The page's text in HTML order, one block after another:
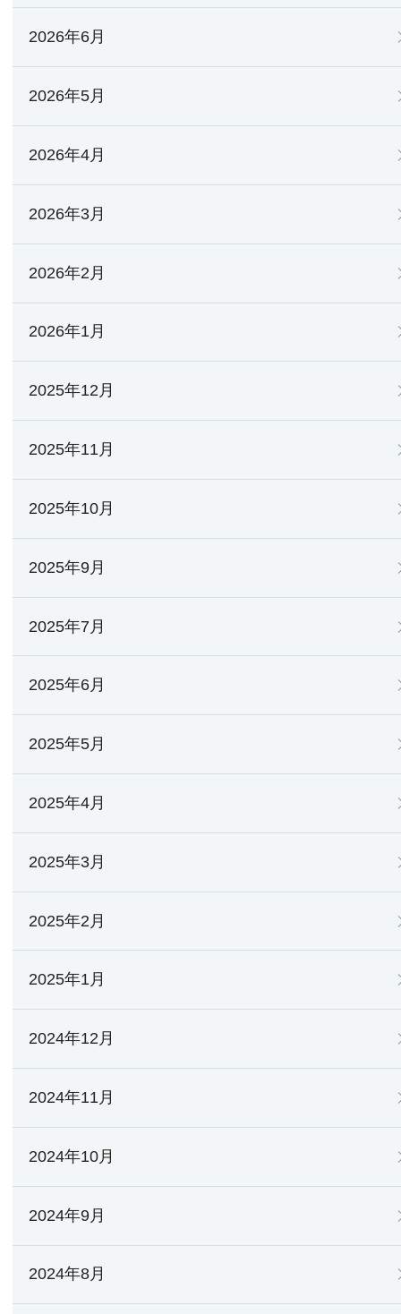
2026年6月
2026年5月
2026年4月
2026年3月
2026年2月
2026年1月
2025年12月
2025年11月
2025年10月
2025年9月
2025年7月
2025年6月
2025年5月
2025年4月
2025年3月
2025年2月
2025年1月
2024年12月
2024年11月
2024年10月
2024年9月
2024年8月